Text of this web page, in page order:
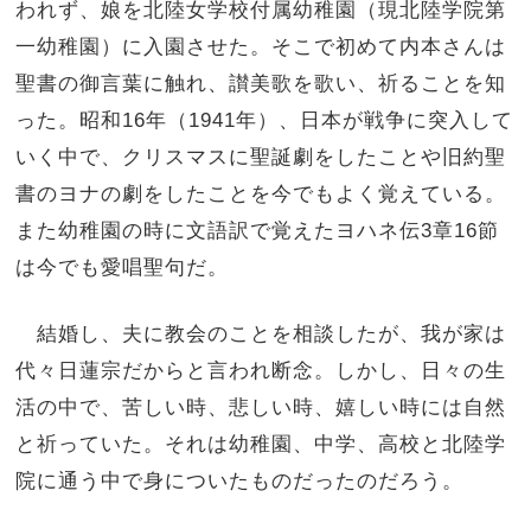
われず、娘を北陸女学校付属幼稚園（現北陸学院第
一幼稚園）に入園させた。そこで初めて内本さんは
聖書の御言葉に触れ、讃美歌を歌い、祈ることを知
った。昭和16年（1941年）、日本が戦争に突入して
いく中で、クリスマスに聖誕劇をしたことや旧約聖
書のヨナの劇をしたことを今でもよく覚えている。
また幼稚園の時に文語訳で覚えたヨハネ伝3章16節
は今でも愛唱聖句だ。
結婚し、夫に教会のことを相談したが、我が家は
代々日蓮宗だからと言われ断念。しかし、日々の生
活の中で、苦しい時、悲しい時、嬉しい時には自然
と祈っていた。それは幼稚園、中学、高校と北陸学
院に通う中で身についたものだったのだろう。